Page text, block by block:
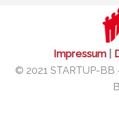
Impressum
© 2021 STARTUP-BB